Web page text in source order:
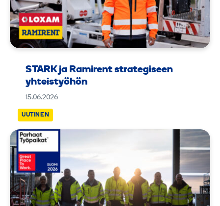
STARK ja Ramirent strategiseen
yhteistyöhön
15.06.2026
UUTINEN